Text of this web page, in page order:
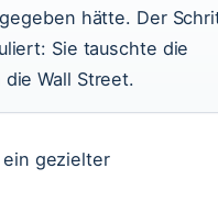
hätte. Der
Sie tauschte die
Wall Street.
gezielter